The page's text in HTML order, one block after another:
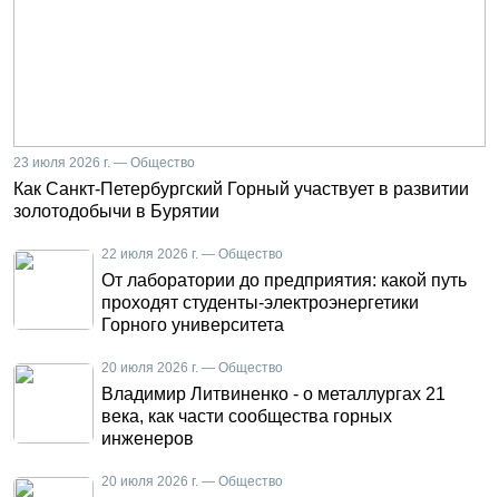
23 июля 2026 г. — Общество
Как Санкт-Петербургский Горный участвует в развитии
золотодобычи в Бурятии
22 июля 2026 г. — Общество
От лаборатории до предприятия: какой путь
проходят студенты-электроэнергетики
Горного университета
20 июля 2026 г. — Общество
Владимир Литвиненко - о металлургах 21
века, как части сообщества горных
инженеров
20 июля 2026 г. — Общество